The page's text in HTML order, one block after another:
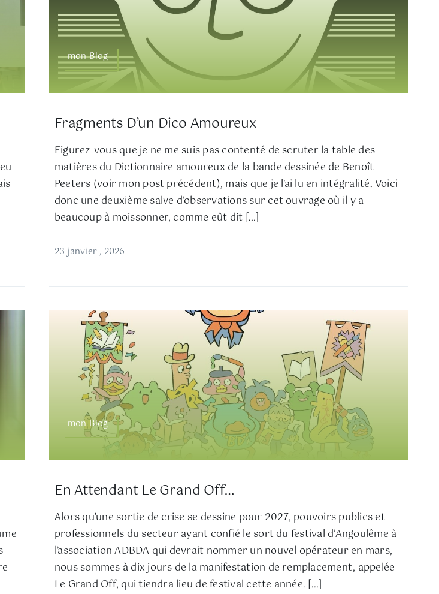
mon Blog
Fragments D’un Dico Amoureux
Figurez-vous que je ne me suis pas contenté de scruter la table des
matières du Dictionnaire amoureux de la bande dessinée de Benoît
Peeters (voir mon post précédent), mais que je l’ai lu en intégralité. Voici
donc une deuxième salve d’observations sur cet ouvrage où il y a
beaucoup à moissonner, comme eût dit […]
23 janvier , 2026
mon Blog
En Attendant Le Grand Off…
Alors qu’une sortie de crise se dessine pour 2027, pouvoirs publics et
professionnels du secteur ayant confié le sort du festival d’Angoulême à
l’association ADBDA qui devrait nommer un nouvel opérateur en mars,
nous sommes à dix jours de la manifestation de remplacement, appelée
Le Grand Off, qui tiendra lieu de festival cette année. […]